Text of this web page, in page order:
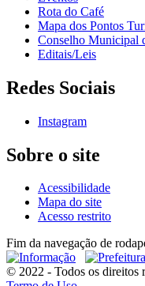
Rota do Café
Mapa dos Pontos
Conselho Municipal
Editais/Leis
Redes Sociais
Instagram
Sobre o site
Acessibilidade
Mapa do site
Acesso restrito
Fim da navegação de
© 2022 - Todos os